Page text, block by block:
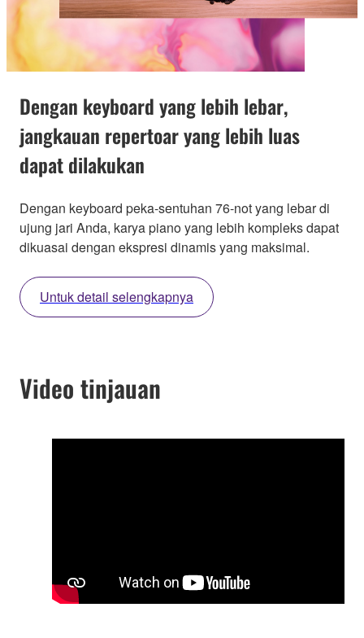
Dengan keyboard yang lebih lebar,
jangkauan repertoar yang lebih luas
dapat dilakukan
Dengan keyboard peka-sentuhan 76-not yang lebar di
ujung jari Anda, karya piano yang lebih kompleks dapat
dikuasai dengan ekspresi dinamis yang maksimal.
Untuk detail selengkapnya
Video tinjauan